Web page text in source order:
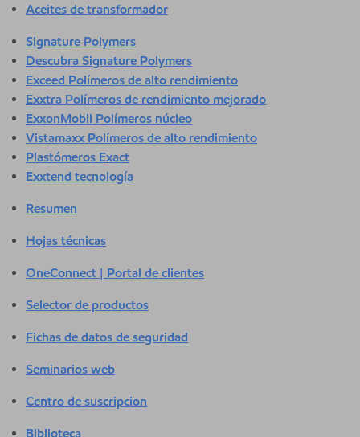
Aceites de transformador
Signature Polymers
Descubra Signature Polymers
Exceed Polímeros de alto rendimiento
Exxtra Polímeros de rendimiento mejorado
ExxonMobil Polímeros núcleo
Vistamaxx Polímeros de alto rendimiento
Plastómeros Exact
Exxtend tecnología
Resumen
Hojas técnicas
OneConnect | Portal de clientes
Selector de productos
Fichas de datos de seguridad
Seminarios web
Centro de suscripcion
Biblioteca